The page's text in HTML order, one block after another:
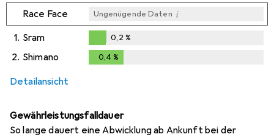
Race Face Ungenügende Daten i
1. Sram
0,2%
0,2 %
2. Shimano 0,4 %
Detailansicht
Gewährleistungsfalldauer
So lange dauert eine Abwicklung ab Ankunft bei der